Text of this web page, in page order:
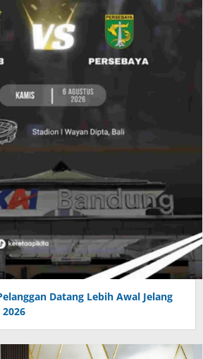
Datang Lebih Awal Jelang